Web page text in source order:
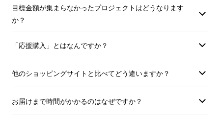
目標金額が集まらなかったプロジェクトはどうなります
か？
「応援購入」とはなんですか？
他のショッピングサイトと比べてどう違いますか？
お届けまで時間がかかるのはなぜですか？